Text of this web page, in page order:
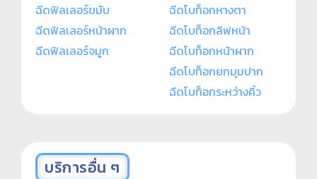
ฉีดฟิลเลอร์ขมับ
ฉีดฟิลเลอร์หน้าผาก
ฉีดฟิลเลอร์จมูก
ฉีดโบท็อกหางตา
ฉีดโบท็อกลิฟหน้า
ฉีดโบท็อกหน้าผาก
ฉีดโบท็อกยกมุมปาก
ฉีดโบท็อกระหว่างคิ้ว
บริการอื่น ๆ